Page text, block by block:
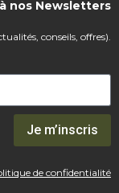
nos Newsletters
conseils, offres).
Je m’inscris
de confidentialité